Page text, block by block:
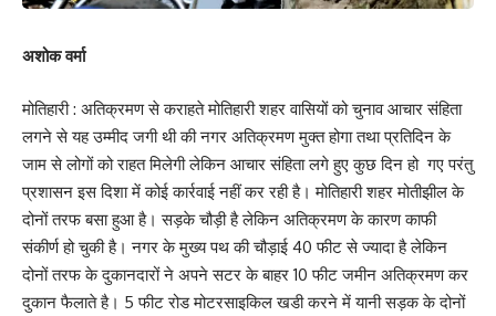
अशोक वर्मा
मोतिहारी : अतिक्रमण से कराहते मोतिहारी शहर वासियों को चुनाव आचार संहिता
लगने से यह उम्मीद जगी थी की नगर अतिक्रमण मुक्त होगा तथा प्रतिदिन के
जाम से लोगों को राहत मिलेगी लेकिन आचार संहिता लगे हुए कुछ दिन हो गए परंतु
प्रशासन इस दिशा में कोई कार्रवाई नहीं कर रही है। मोतिहारी शहर मोतीझील के
दोनों तरफ बसा हुआ है। सड़के चौड़ी है लेकिन अतिक्रमण के कारण काफी
संकीर्ण हो चुकी है। नगर के मुख्य पथ की चौड़ाई 40 फीट से ज्यादा है लेकिन
दोनों तरफ के दुकानदारों ने अपने सटर के बाहर 10 फीट जमीन अतिक्रमण कर
दुकान फैलाते है। 5 फीट रोड मोटरसाइकिल खडी करने में यानी सड़क के दोनों